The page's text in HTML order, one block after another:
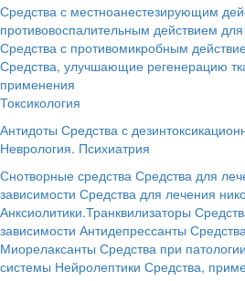
Средства с местноанестезирующим
противовоспалительным действием
Средства с противомикробным
Средства, улучшающие регенерацию
применения
Токсикология
Антидоты Средства с
Неврология. Психиатрия
Снотворные средства Средства для
зависимости Средства для лечения
Анксиолитики.Транквилизаторы
зависимости Антидепрессанты
Миорелаксанты Средства при
системы Нейролептики Средства,